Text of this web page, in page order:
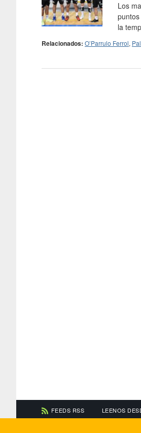
Los
la
Relacionados: O’Parrulo Ferrol,
FEEDS RSS LEENOS